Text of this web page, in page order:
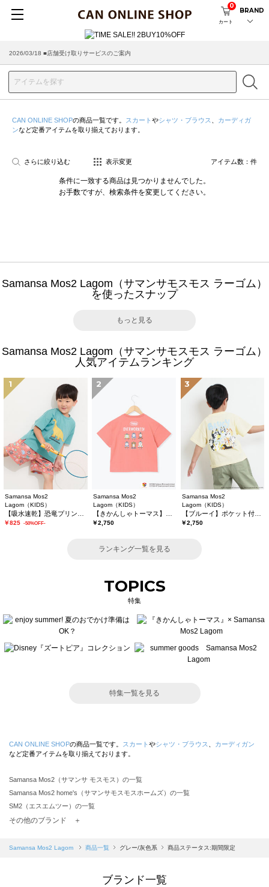
カート
0
BRAND
2026/03/18 ■店舗受け取りサービスのご案内
CAN ONLINE SHOPの商品一覧です。 スカート やシャツ・ブラウス
カーディガ
ンなど定番アイテムを取り揃えております。
さらに絞り込む 表示変更 アイテム数： 件
条件に一致する商品は見つかりませんでした。
お手数ですが、検索条件を変更してください。
Samansa Mos2 Lagom（サマンサモスモス ラーゴム）
を使ったスナップ
もっと見る
Samansa Mos2 Lagom（サマンサモスモス ラーゴム）
人気アイテムランキング
1
Samansa Mos2
Lagom（KIDS）
￥825 -50%OFF-
2
Samansa Mos2
Lagom（KIDS）
￥2,750
3
Samansa Mos2
Lagom（KIDS）
【ブルーイ】ポケット付きプリントTシャツ
￥2,750
ランキング一覧を見る
TOPICS
特集
特集一覧を見る
CAN ONLINE SHOPの商品一覧です。 スカート やシャツ・ブラウス
カーディガン
など定番アイテムを取り揃えております。
Samansa Mos2（サマンサ モスモス）の一覧
Samansa Mos2 home's（サマンサモスモスホームズ）の一覧
SM2（エスエムツー）の一覧
TSUHARU by Samansa Mos2（ツハルバイサマンサモスモス）の一覧
Samansa Mos2 blue（サマンサモスモス ブルー）の一覧
その他のブランド ＋
Samansa Mos2 Lagom 商品一覧 グレー/灰色系 商品ステータス:期間限定
ブランド一覧